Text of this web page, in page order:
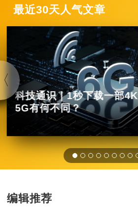
最近30天人气文章
科技通识｜1秒下载一部
5G有何不同？
编辑推荐